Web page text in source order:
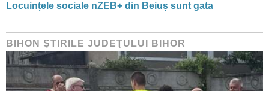
Locuințele sociale nZEB+ din Beiuș sunt gata
BIHON ŞTIRILE JUDEŢULUI BIHOR